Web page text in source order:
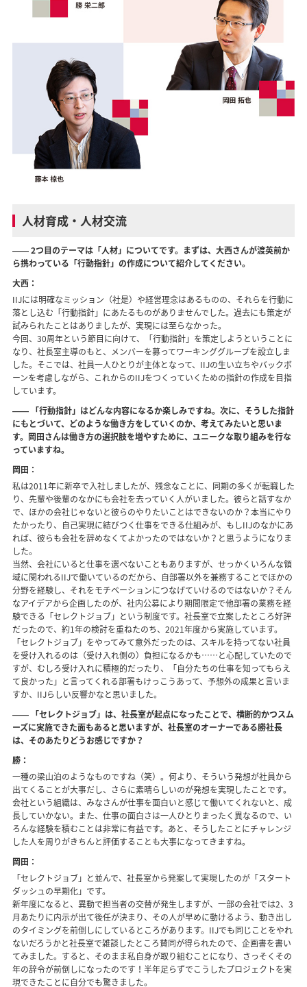
人材育成・人材交流
―― 2つ目のテーマは「人材」についてです。まずは、大西さんが渡英前か
ら携わっている「行動指針」の作成について紹介してください。
大西：
IIJには明確なミッション（社是）や経営理念はあるものの、それらを行動に
落とし込む「行動指針」にあたるものがありませんでした。過去にも策定が
試みられたことはありましたが、実現には至らなかった。
今回、30周年という節目に向けて、「行動指針」を策定しようということに
なり、社長室主導のもと、メンバーを募ってワーキンググループを設立しま
した。そこでは、社員一人ひとりが主体となって、IIJの生い立ちやバックボ
ーンを考慮しながら、これからのIIJをつくっていくための指針の作成を目指
しています。
―― 「行動指針」はどんな内容になるか楽しみですね。次に、そうした指針
にもとづいて、どのような働き方をしていくのか、考えてみたいと思いま
す。岡田さんは働き方の選択肢を増やすために、ユニークな取り組みを行な
っていますね。
岡田：
私は2011年に新卒で入社しましたが、残念なことに、同期の多くが転職した
り、先輩や後輩のなかにも会社を去っていく人がいました。彼らと話すなか
で、ほかの会社じゃないと彼らのやりたいことはできないのか？本当にやり
たかったり、自己実現に結びつく仕事をできる仕組みが、もしIIJのなかにあ
れば、彼らも会社を辞めなくてよかったのではないか？と思うようになりま
した。
当然、会社にいると仕事を選べないこともありますが、せっかくいろんな領
域に関われるIIJで働いているのだから、自部署以外を兼務することでほかの
分野を経験し、それをモチベーションにつなげていけるのではないか？そん
なアイデアから企画したのが、社内公募により期間限定で他部署の業務を経
験できる「セレクトジョブ」という制度です。社長室で立案したところ好評
だったので、約1年の検討を重ねたのち、2021年度から実施しています。
「セレクトジョブ」をやってみて意外だったのは、スキルを持ってない社員
を受け入れるのは（受け入れ側の）負担になるかも……と心配していたので
すが、むしろ受け入れに積極的だったり、「自分たちの仕事を知ってもらえ
て良かった」と言ってくれる部署もけっこうあって、予想外の成果と言いま
すか、IIJらしい反響かなと思いました。
―― 「セレクトジョブ」は、社長室が起点になったことで、横断的かつスム
ーズに実施できた面もあると思いますが、社長室のオーナーである勝社長
は、そのあたりどうお感じですか？
勝：
一種の梁山泊のようなものですね（笑）。何より、そういう発想が社員から
出てくることが大事だし、さらに素晴らしいのが発想を実現したことです。
会社という組織は、みなさんが仕事を面白いと感じて働いてくれないと、成
長していかない。また、仕事の面白さは一人ひとりまったく異なるので、い
ろんな経験を積むことは非常に有益です。あと、そうしたことにチャレンジ
した人を周りがきちんと評価することも大事になってきますね。
岡田：
「セレクトジョブ」と並んで、社長室から発案して実現したのが「スタート
ダッシュの早期化」です。
新年度になると、異動で担当者の交替が発生しますが、一部の会社では2、3
月あたりに内示が出て後任が決まり、その人が早めに動けるよう、動き出し
のタイミングを前倒しにしているところがあります。IIJでも同じことをやれ
ないだろうかと社長室で雑談したところ賛同が得られたので、企画書を書い
てみました。すると、そのまま私自身が取り組むことになり、さっそくその
年の辞令が前倒しになったのです！半年足らずでこうしたプロジェクトを実
現できたことに自分でも驚きました。